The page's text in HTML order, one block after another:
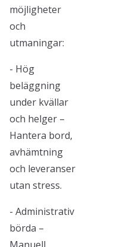
möjligheter
och
utmaningar:
- Hög
beläggning
under kvällar
och helger –
Hantera bord,
avhämtning
och leveranser
utan stress.
- Administrativ
börda –